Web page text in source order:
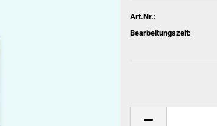
Art.Nr.:
Bearbeitungszeit: